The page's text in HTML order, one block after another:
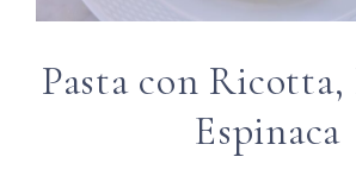
Pasta con
Espinaca